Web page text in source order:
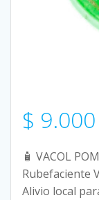
$ 9.000
🧴 VACOL
Rubefaciente
Alivio local